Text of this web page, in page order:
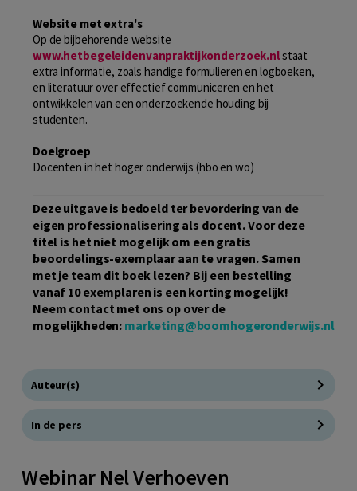
Website met extra's
Op de bijbehorende website
www.hetbegeleidenvanpraktijkonderzoek.nlstaat
extra informatie, zoals handige formulieren en logboeken,
en literatuur over effectief communiceren en het
ontwikkelen van een onderzoekende houding bij
studenten.
Doelgroep
Docenten in het hoger onderwijs (hbo en wo)
Deze uitgave is bedoeld ter bevordering van de
eigen professionalisering als docent. Voor deze
titel is het niet mogelijk om een gratis
beoordelings-exemplaar aan te vragen. Samen
met je team dit boek lezen? Bij een bestelling
vanaf 10 exemplaren is een korting mogelijk!
Neem contact met ons op over de
mogelijkheden: marketing@boomhogeronderwijs.nl
Auteur(s)
In de pers
Webinar Nel Verhoeven